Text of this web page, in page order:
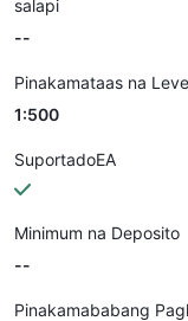
salapi
--
Pinakamataas na
1:500
SuportadoEA
Minimum na Deposito
--
Pinakamababang